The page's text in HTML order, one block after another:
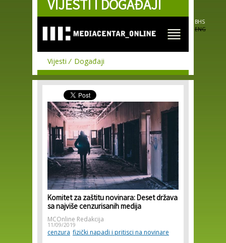
Skip to
main
VIJESTI I DOGAĐAJI
BHS
ENG
Vijesti Događaji
Komitet za zaštitu novinara: Deset država
sa najviše cenzurisanih medija
MCOnline Redakcija
11/09/2019
cenzura fizički napadi i pritisci na novinare